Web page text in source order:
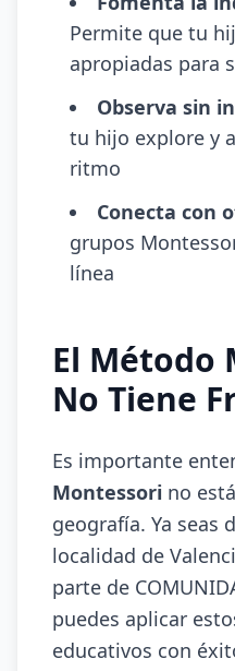
Permite que tu
apropiadas para
Observa sin
tu hijo explore y
ritmo
Conecta con
grupos
línea
El Método
No Tiene
Es importante
Montessori no
geografía. Ya seas
localidad de
parte de
puedes aplicar
educativos con